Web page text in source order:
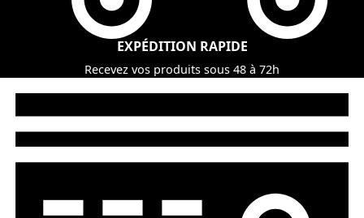
EXPÉDITION RAPIDE
Recevez vos produits sous 48 à 72h